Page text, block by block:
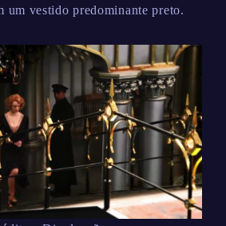
um vestido predominante preto.